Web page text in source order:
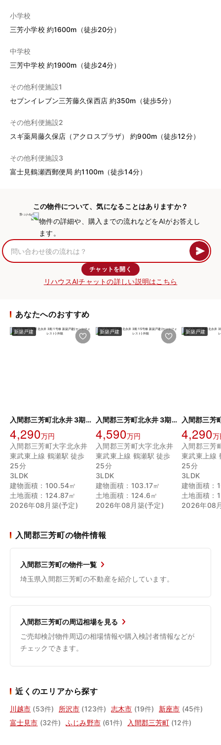
小学校
三芳小学校 約1600m（徒歩20分）
中学校
三芳中学校 約1900m（徒歩24分）
その他利便施設1
セブンイレブン三芳藤久保西店 約350m（徒歩5分）
その他利便施設2
スギ薬局藤久保店（アクロスプラザ） 約900m（徒歩12分）
その他利便施設3
富士見鶴瀬西郵便局 約1100m（徒歩14分）
この物件について、気になることはありますか？
物件の詳細や、購入までの流れなどをAIがお答えし
ます。
チャットを開く
リハウスAIチャットの詳しい説明はこちら
あなたへのおすすめ
新築戸建
入間郡三芳町北永井 3期 1号棟 新築戸建(セントフォレスト)
4,290万円
入間郡三芳町大字北永井
東武東上線 鶴瀬駅 徒歩
25分
3LDK
建物面積：100.54㎡
土地面積：124.87㎡
2026年08月築(予定)
新築戸建
入間郡三芳町北永井 3期 15号棟 新築戸建(セントフォレスト)
4,590万円
入間郡三芳町大字北永井
東武東上線 鶴瀬駅 徒歩
25分
3LDK
建物面積：103.17㎡
土地面積：124.6㎡
2026年08月築(予定)
新築戸建
4,290万
入間郡三芳
東武東上線
25分
3LDK
建物面積：
土地面積：
2026年08
入間郡三芳町の物件情報
入間郡三芳町の物件一覧
埼玉県入間郡三芳町の不動産を紹介しています。
入間郡三芳町の周辺相場を見る
ご売却検討物件周辺の相場情報や購入検討者情報などが
チェックできます。
近くのエリアから探す
川越市 (53件) 所沢市 (123件) 志木市 (19件) 新座市 (45件)
富士見市 (32件) ふじみ野市 (61件) 入間郡三芳町 (12件)